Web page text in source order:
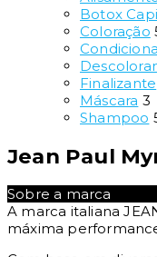
Botox
Coloração
Finalizante
Máscara 3
Shampoo
Jean Paul
Sobre a marca
A marca italiana
máxima